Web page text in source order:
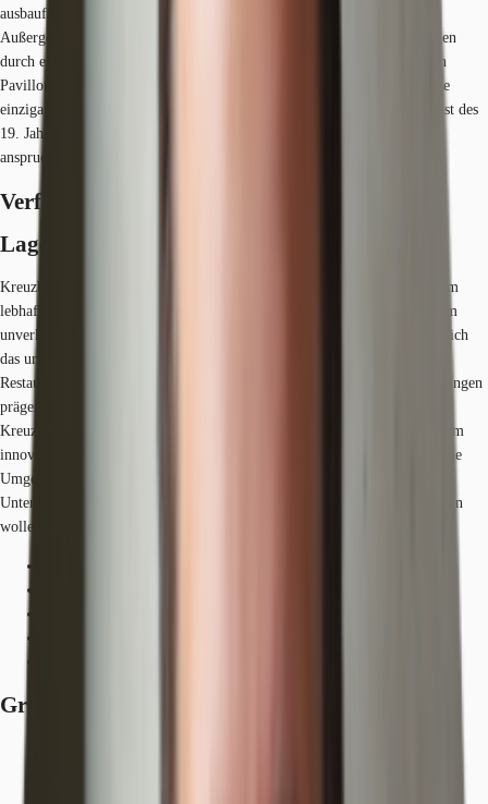
ausbaufähige Kellergeschoss eignet sich ideal als trockener Lagerraum.
Außergewöhnliches Entwicklungspotenzial bieten geplante Erweiterungen
durch ein zweigeschossiges Hofhaus mit 677 Quadratmetern sowie einen
Pavillon im Innenhof mit weiteren 220 Quadratmetern Nutzfläche. Diese
einzigartige Kombination aus historischem Charme der Berliner Baukunst des
19. Jahrhunderts und modernen Erweiterungsmöglichkeiten erfüllt
anspruchsvolle Mieteranforderungen perfekt.
Verfügbare Fläche
Lage und Verkehrsanbindung
Kreuzberg, ein pulsierender Stadtteil im Herzen Berlins, hat sich zu einem
lebhaften Schmelztiegel multikultureller Viertel entwickelt, die von einem
unverkennbaren großstädtischen Flair durchdrungen sind. Hier entfaltet sich
das urbane Leben in voller Pracht: Zahlreiche trendige Läden, exquisite
Restaurants, einladende Treffpunkte sowie vielfältige kulturelle Einrichtungen
prägen das Bild und locken Bewohner und Besucher gleichermaßen an.
Kreuzberg ist besonders bei jungen, kreativen Unternehmen gefragt, die im
innovativen Online- und E-Commerce-Sektor tätig sind. Diese dynamische
Umgebung bietet den perfekten Nährboden für kreative Köpfe und
Unternehmer, die in einem inspirierenden und lebendigen Umfeld florieren
wollen.
Grundrisse